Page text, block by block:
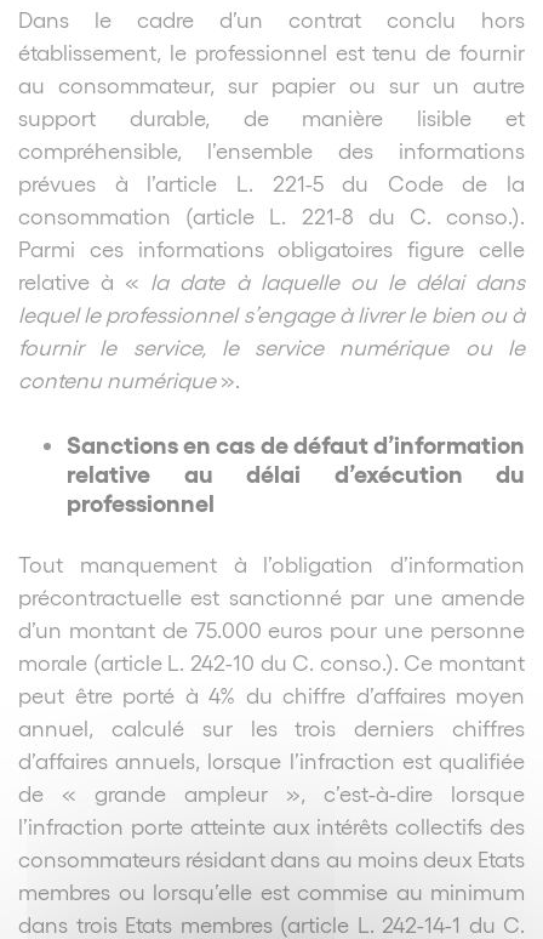
Dans le cadre d’un contrat conclu hors
établissement, le professionnel est tenu de fournir
au consommateur, sur papier ou sur un autre
support durable, de manière lisible et
compréhensible, l’ensemble des informations
prévues à l’article L. 221-5 du Code de la
consommation (article L. 221-8 du C. conso.).
Parmi ces informations obligatoires figure celle
relative à « la date à laquelle ou le délai dans
lequel le professionnel s’engage à livrer le bien ou à
fournir le service, le service numérique ou le
contenu numérique».
Sanctions en cas de défaut d’information
relative au délai d’exécution du
professionnel
Tout manquement à l’obligation d’information
précontractuelle est sanctionné par une amende
d’un montant de 75.000 euros pour une personne
morale (article L. 242-10 du C. conso.). Ce montant
peut être porté à 4% du chiffre d’affaires moyen
annuel, calculé sur les trois derniers chiffres
d’affaires annuels, lorsque l’infraction est qualifiée
de « grande ampleur », c’est-à-dire lorsque
l’infraction porte atteinte aux intérêts collectifs des
consommateurs résidant dans au moins deux Etats
membres ou lorsqu’elle est commise au minimum
dans trois Etats membres (article L. 242-14-1 du C.